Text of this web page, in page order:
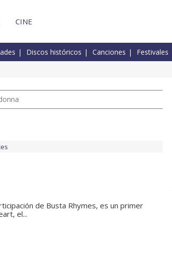
CINE
Discos históricos Canciones Festivales
de Busta Rhymes, es un primer
el...